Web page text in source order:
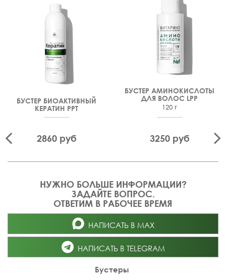
нанесении 1-5 капель коллагена под тканевые маски и
Лайфхак #3:
Рекомендуется совместное применение
коллагена и серебра для ухода за кожей при солнечных
ожогах, раздражения, после депиляция в соотношении 1
БУСТЕР БИОАКТИВНЫЙ
КЕРАТИН PPT
2860 руб
БУСТЕР АМИНОКИСЛОТЫ
ДЛЯ ВОЛОС LPP
120 г
3250 руб
НУЖНО БОЛЬШЕ ИНФОРМАЦИИ?
ЗАДАЙТЕ ВОПРОС.
ОТВЕТИМ В РАБОЧЕЕ ВРЕМЯ
НАПИСАТЬ В MAX
НАПИСАТЬ В TELEGRAM
Бустеры